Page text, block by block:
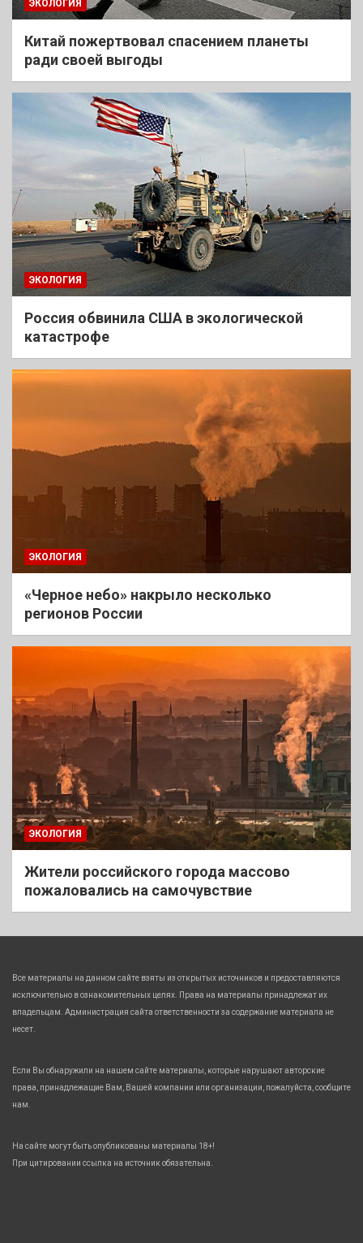
ЭКОЛОГИЯ
Китай пожертвовал спасением планеты
ради своей выгоды
ЭКОЛОГИЯ
Россия обвинила США в экологической
катастрофе
ЭКОЛОГИЯ
«Черное небо» накрыло несколько
регионов России
ЭКОЛОГИЯ
Жители российского города массово
пожаловались на самочувствие
Все материалы на данном сайте взяты из открытых источников и предоставляются
исключительно в ознакомительных целях. Права на материалы принадлежат их
владельцам. Администрация сайта ответственности за содержание материала не
несет.
Если Вы обнаружили на нашем сайте материалы, которые нарушают авторские
права, принадлежащие Вам, Вашей компании или организации, пожалуйста, сообщите
нам.
На сайте могут быть опубликованы материалы 18+!
При цитировании ссылка на источник обязательна.